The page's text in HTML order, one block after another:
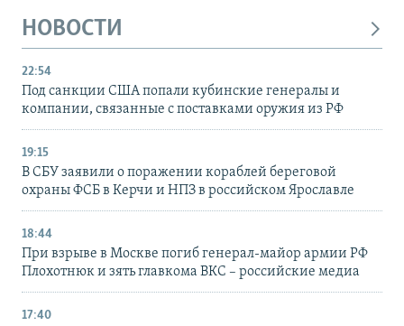
НОВОСТИ
22:54
Под санкции США попали кубинские генералы и
компании, связанные с поставками оружия из РФ
19:15
В СБУ заявили о поражении кораблей береговой
охраны ФСБ в Керчи и НПЗ в российском Ярославле
18:44
При взрыве в Москве погиб генерал-майор армии РФ
Плохотнюк и зять главкома ВКС – российские медиа
17:40